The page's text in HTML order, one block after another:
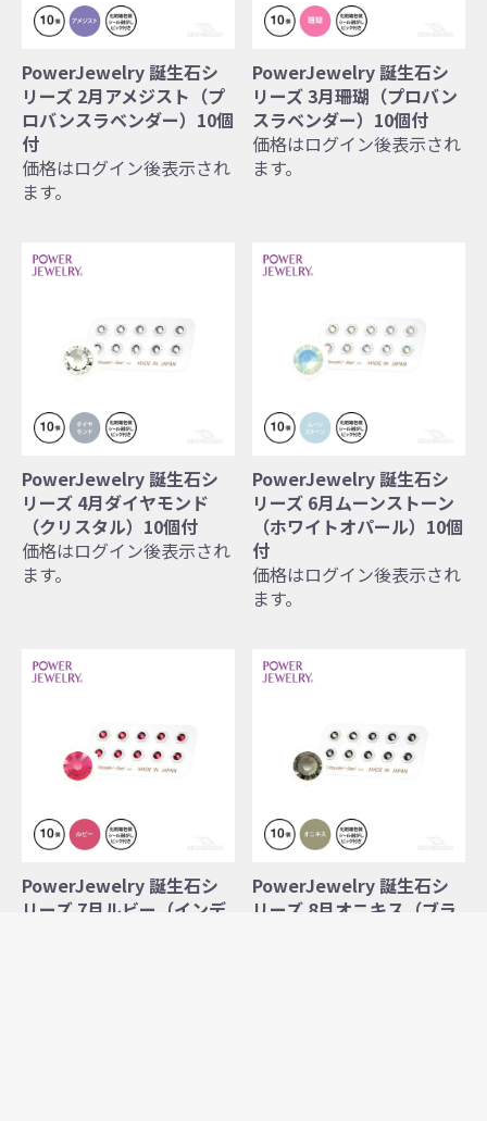
PowerJewelry 誕生石シ
リーズ 2月アメジスト（プ
ロバンスラベンダー）10個
付
価格はログイン後表示され
ます。
PowerJewelry 誕生石シ
リーズ 3月珊瑚（プロバン
スラベンダー）10個付
価格はログイン後表示され
ます。
PowerJewelry 誕生石シ
リーズ 4月ダイヤモンド
（クリスタル）10個付
価格はログイン後表示され
ます。
PowerJewelry 誕生石シ
リーズ 6月ムーンストーン
（ホワイトオパール）10個
付
価格はログイン後表示され
ます。
PowerJewelry 誕生石シ
リーズ 7月ルビー（インデ
PowerJewelry 誕生石シ
リーズ 8月オニキス（ブラ